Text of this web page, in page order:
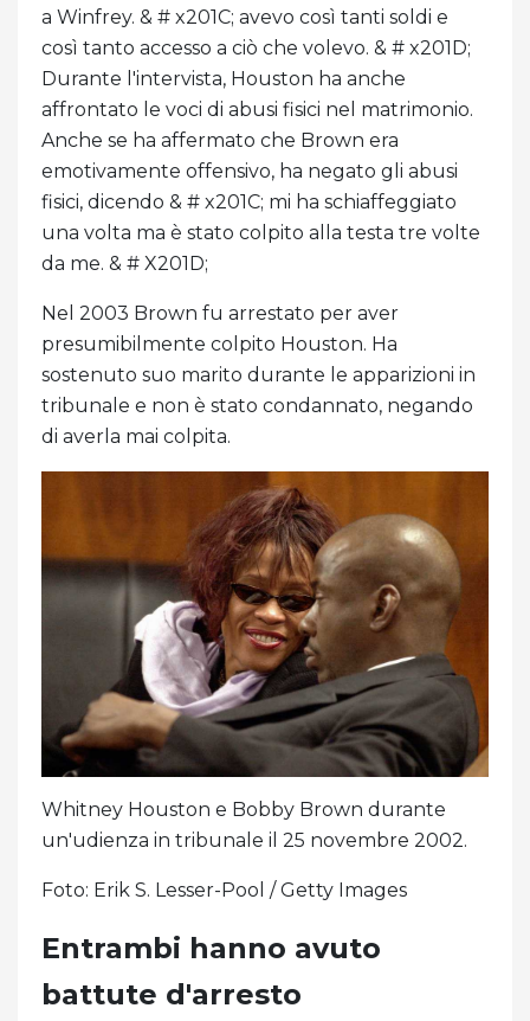
a Winfrey. & # x201C; avevo così tanti soldi e
così tanto accesso a ciò che volevo. & # x201D;
Durante l'intervista, Houston ha anche
affrontato le voci di abusi fisici nel matrimonio.
Anche se ha affermato che Brown era
emotivamente offensivo, ha negato gli abusi
fisici, dicendo & # x201C; mi ha schiaffeggiato
una volta ma è stato colpito alla testa tre volte
da me. & # X201D;
Nel 2003 Brown fu arrestato per aver
presumibilmente colpito Houston. Ha
sostenuto suo marito durante le apparizioni in
tribunale e non è stato condannato, negando
di averla mai colpita.
Whitney Houston e Bobby Brown durante
un'udienza in tribunale il 25 novembre 2002.
Foto: Erik S. Lesser-Pool / Getty Images
Entrambi hanno avuto
battute d'arresto